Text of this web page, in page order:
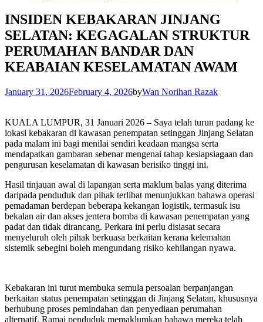
INSIDEN KEBAKARAN JINJANG
SELATAN: KEGAGALAN STRUKTUR
PERUMAHAN BANDAR DAN
KEABAIAN KESELAMATAN AWAM
January 31, 2026February 4, 2026byWan Norihan Razak
KUALA LUMPUR, 31 Januari 2026 – Saya telah turun padang ke
lokasi kebakaran di kawasan penempatan setinggan Jinjang Selatan
pada malam ini bagi menilai sendiri keadaan mangsa serta
mendapatkan gambaran sebenar mengenai tahap kesiapsiagaan dan
pengurusan keselamatan di kawasan berisiko tinggi ini.
Hasil tinjauan awal di lapangan serta maklum balas yang diterima
daripada penduduk dan pihak terlibat menunjukkan bahawa operasi
pemadaman berdepan beberapa kekangan logistik, termasuk isu
bekalan air dan akses jentera bomba di kawasan penempatan yang
padat dan tidak dirancang. Perkara ini perlu disiasat secara
menyeluruh oleh pihak berkuasa berkaitan kerana kelemahan
sistemik sebegini boleh mengundang risiko kehilangan nyawa.
Kebakaran ini turut membuka semula persoalan berpanjangan
berkaitan status penempatan setinggan di Jinjang Selatan, khususnya
berhubung proses pemindahan dan penyediaan perumahan
alternatif. Ramai penduduk memaklumkan bahawa mereka telah